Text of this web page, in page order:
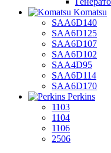
Komatsu
SAA6D140
SAA6D125
SAA6D107
SAA6D102
SAA4D95
SAA6D114
SAA6D170
Perkins
1103
1104
1106
2506